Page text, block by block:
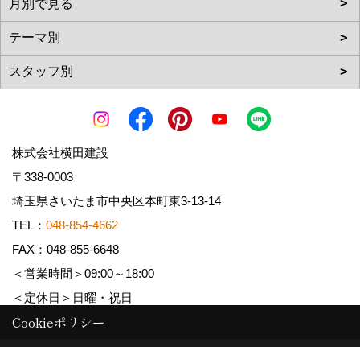
株式会社横田建設
〒338-0003
埼玉県さいたま市中央区本町東3-13-14
TEL： 048-854-4662
FAX：048-855-6648
＜営業時間＞09:00～18:00
＜定休日＞日曜・祝日
Cookieポリシー